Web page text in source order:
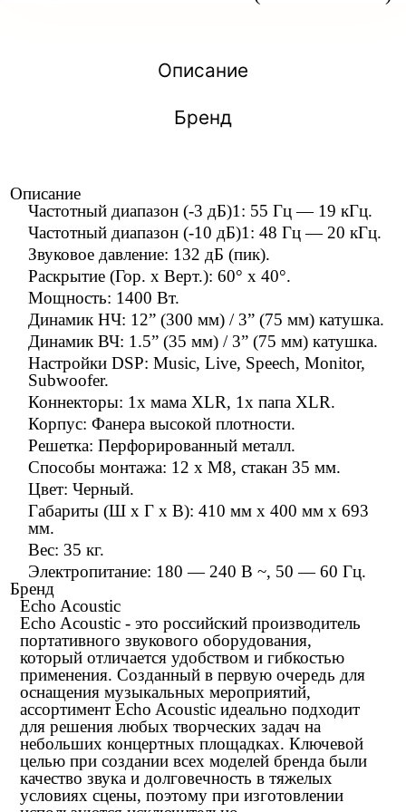
Описание
Бренд
Описание
Частотный диапазон (-3 дБ)1: 55 Гц — 19 кГц.
Частотный диапазон (-10 дБ)1: 48 Гц — 20 кГц.
Звуковое давление: 132 дБ (пик).
Раскрытие (Гор. x Верт.): 60° x 40°.
Мощность: 1400 Вт.
Динамик НЧ: 12” (300 мм) / 3” (75 мм) катушка.
Динамик ВЧ: 1.5” (35 мм) / 3” (75 мм) катушка.
Настройки DSP: Music, Live, Speech, Monitor,
Subwoofer.
Коннекторы: 1x мама XLR, 1x папа XLR.
Корпус: Фанера высокой плотности.
Решетка: Перфорированный металл.
Способы монтажа: 12 х М8, стакан 35 мм.
Цвет: Черный.
Габариты (Ш x Г x В): 410 мм x 400 мм x 693
мм.
Вес: 35 кг.
Электропитание: 180 — 240 В ~, 50 — 60 Гц.
Бренд
Echo Acoustic
Echo Acoustic - это российский производитель
портативного звукового оборудования,
который отличается удобством и гибкостью
применения. Созданный в первую очередь для
оснащения музыкальных мероприятий,
ассортимент Echo Acoustic идеально подходит
для решения любых творческих задач на
небольших концертных площадках. Ключевой
целью при создании всех моделей бренда были
качество звука и долговечность в тяжелых
условиях сцены, поэтому при изготовлении